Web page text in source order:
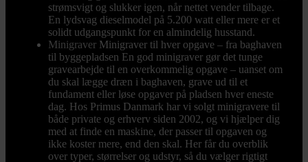
strømsvigt og slukker igen, når nettet vender tilbage.
En lydsvag dieselmodel på 5.200 watt eller mere er et
solidt udgangspunkt for en almindelig husstand.
Minigraver Minigraver til hver opgave – fra baghaven
til byggepladsen En god minigraver gør det tunge
gravearbejde til en overkommelig opgave – uanset om
du skal lægge dræn i baghaven, grave ud til et
fundament eller løse opgaver på pladsen hver eneste
dag. Hos Primus Danmark har vi solgt minigravere til
både private og erhverv siden 2002, og vi hjælper dig
med at finde en maskine, der passer til opgaven og
ikke koster mere, end den skal. Her får du overblik
over typer, størrelser og udstyr, så du vælger rigtigt